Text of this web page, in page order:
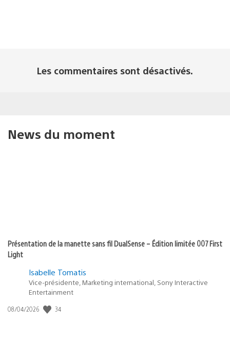
Les commentaires sont désactivés.
News du moment
Présentation de la manette sans fil DualSense – Édition limitée 007 First
Light
Isabelle Tomatis
Vice-présidente, Marketing international, Sony Interactive
Entertainment
Date
08/04/2026 34